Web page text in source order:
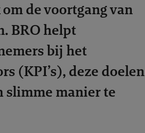
de voortgang van
BRO helpt
bij het
(KPI’s), deze doelen
slimme manier te